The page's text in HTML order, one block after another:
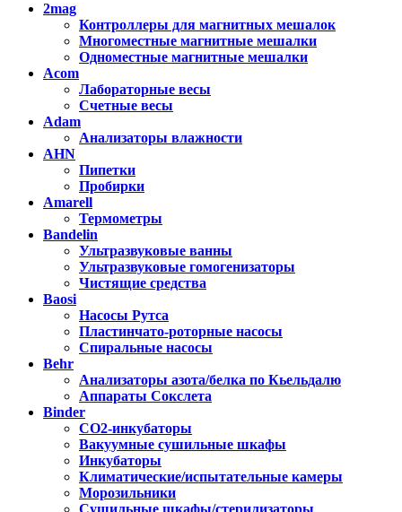
2mag
Контроллеры для магнитных мешалок
Многоместные магнитные мешалки
Одноместные магнитные мешалки
Acom
Лабораторные весы
Счетные весы
Adam
Анализаторы влажности
AHN
Пипетки
Пробирки
Amarell
Термометры
Bandelin
Ультразвуковые ванны
Ультразвуковые гомогенизаторы
Чистящие средства
Baosi
Насосы Рутса
Пластинчато-роторные насосы
Спиральные насосы
Behr
Анализаторы азота/белка по Кьельдалю
Аппараты Сокслета
Binder
CO2-инкубаторы
Вакуумные сушильные шкафы
Инкубаторы
Климатические/испытательные камеры
Морозильники
Сушильные шкафы/стерилизаторы